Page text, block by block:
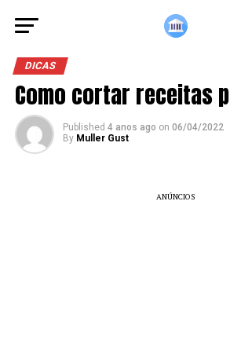
DICAS
Como cortar receitas
Published 4 anos ago on 06/04/2022
By Muller Gust
ANÚNCIOS